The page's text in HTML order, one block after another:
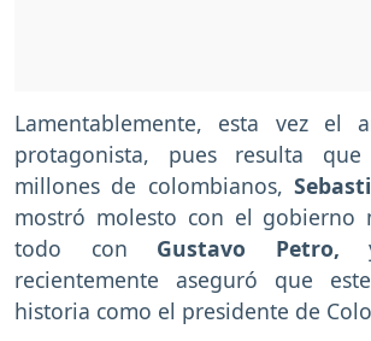
Lamentablemente, esta vez el
protagonista, pues resulta
millones de colombianos,
mostró molesto con el gobierno
todo con Gustavo Petro,
recientemente aseguró que
historia como el presidente de